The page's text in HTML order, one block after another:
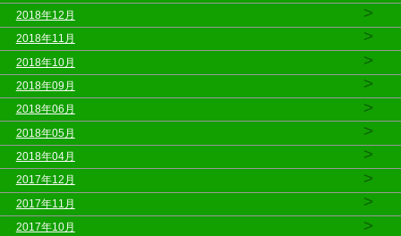
2018年12月 >
2018年11月 >
2018年10月 >
2018年09月 >
2018年06月 >
2018年05月 >
2018年04月 >
2017年12月 >
2017年11月 >
2017年10月 >